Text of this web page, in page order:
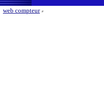
web compteur